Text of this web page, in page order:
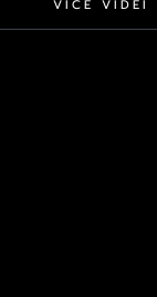
VÍCE VIDEÍ